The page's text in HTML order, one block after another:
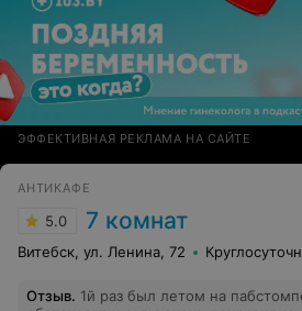
ЭФФЕКТИВНАЯ РЕКЛАМА НА САЙТЕ
АНТИКАФЕ
5.0 7 комнат
Витебск, ул. Ленина, 72
Отзыв. 1й раз был летом на